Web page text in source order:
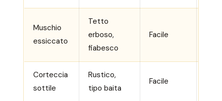
Muschio
essiccato
Tetto
erboso,
fiabesco
Facile
Corteccia
sottile
Rustico,
tipo baita
Facile